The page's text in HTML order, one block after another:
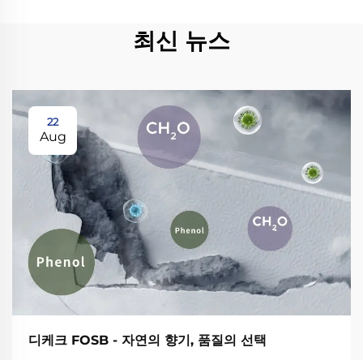
최신 뉴스
22
Aug
디케크 FOSB - 자연의 향기, 품질의 선택